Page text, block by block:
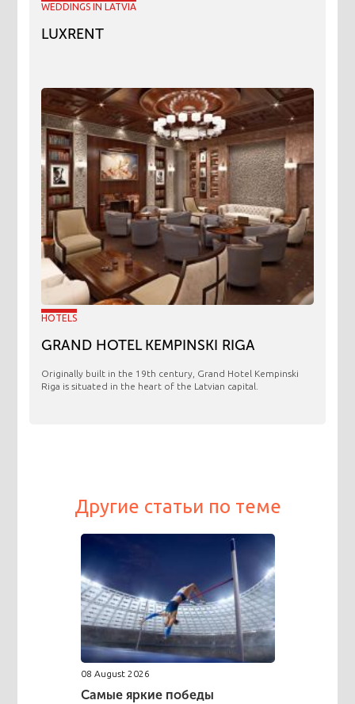
WEDDINGS IN LATVIA
LUXRENT
HOTELS
GRAND HOTEL KEMPINSKI RIGA
Originally built in the 19th century, Grand Hotel Kempinski
Riga is situated in the heart of the Latvian capital.
Другие статьи по теме
08 August 2026
Самые яркие победы